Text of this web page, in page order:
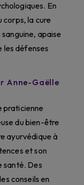
En
corps, la cure
apaise
les défenses
Anne-Gaëlle
praticienne
du bien-être
ayurvédique à
et son
santé. Des
conseils en